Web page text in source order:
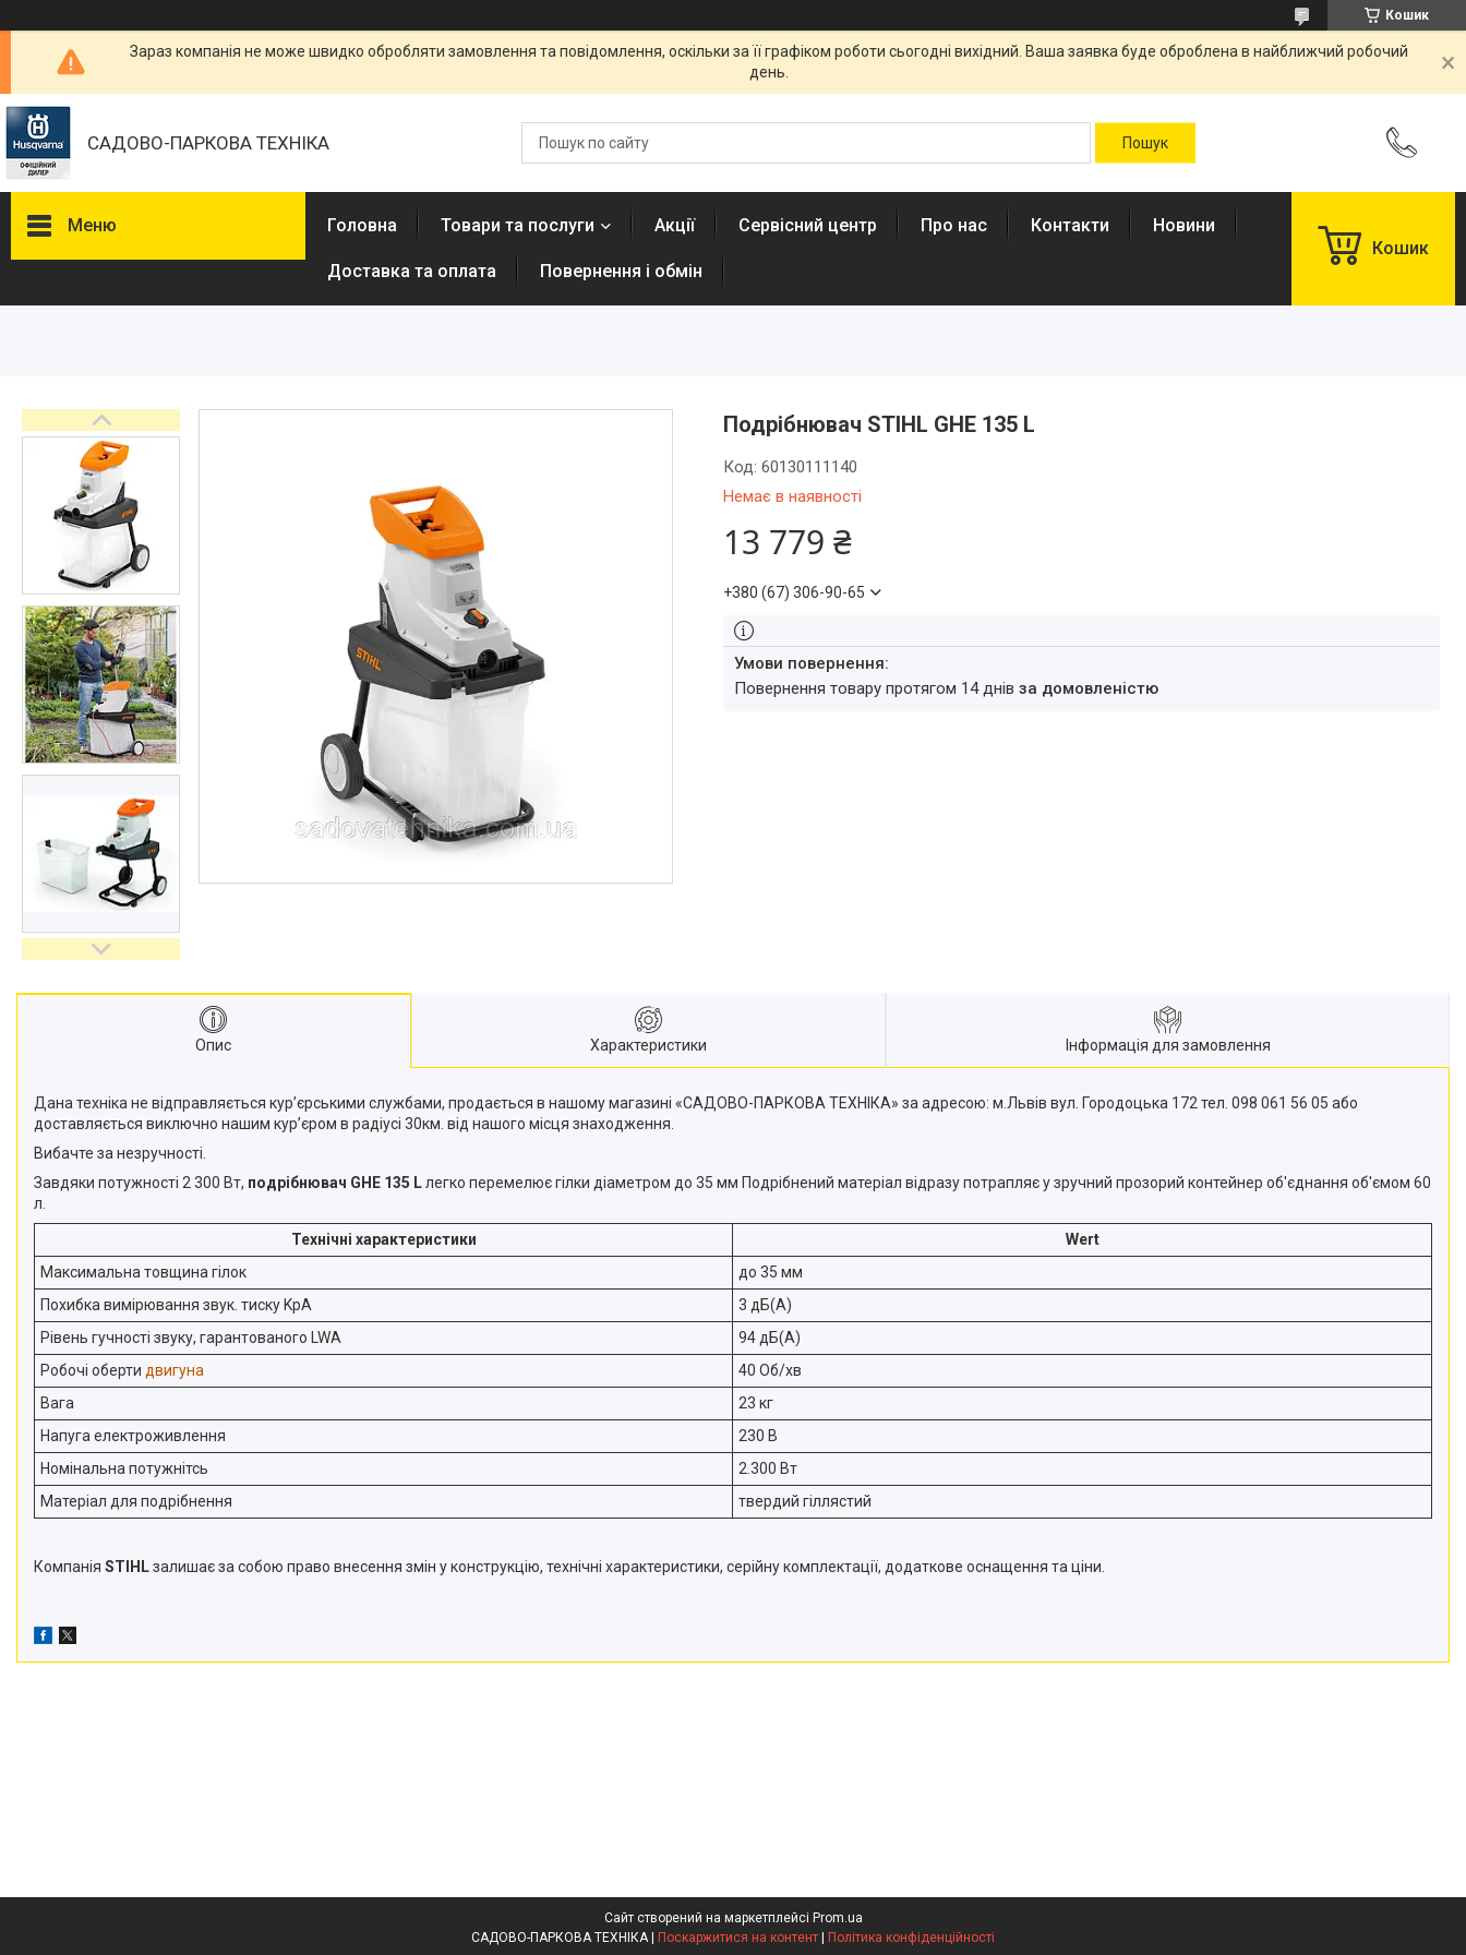
Кошик
Зараз компанія не може швидко обробляти замовлення та повідомлення, оскільки за її графіком роботи сьогодні вихідний. Ваша заявка буде оброблена в найближчий робочий
день.
САДОВО-ПАРКОВА ТЕХНІКА
Меню
Мотокоси та тримери
Висоторізи
Кущорізи
Роботи-газонокосарки
Дровоколи
Культиватори
Генератори
Насоси водяні/мотопомпи
Повітродувки і садові
пилососи
Обприскувачі
Мотобури
Мийки високого тискуху
Віброплити
Бензорізи
Подрібнювачі гілок
Райдери
Трактори газонокосарки
Аксесуари
Головна Товари та послуги Акції Сервісний центр Про нас Контакти Новини
Доставка та оплата Повернення і обмін
Кошик
Подрібнювач STIHL GHE 135 L
Немає в наявності
Код: 60130111140
13 779 ₴
+380 (67) 306-90-65
повернення товару протягом 14 днів за домовленістю
Опис Характеристики Інформація для замовлення
Дана техніка не відправляється кур’єрськими службами, продається в нашому магазині «САДОВО-ПАРКОВА ТЕХНІКА» за адресою: м.Львів вул. Городоцька 172 тел. 098 061 56 05 або
доставляється виключно нашим кур’єром в радіусі 30км. від нашого місця знаходження.
Вибачте за незручності.
Завдяки потужності 2 300 Вт, подрібнювач GHE 135 Lлегко перемелює гілки діаметром до 35 мм Подрібнений матеріал відразу потрапляє у зручний прозорий контейнер об'єднання об'ємом 60
л.
Технічні характеристики
Wert
Максимальна товщина гілок
до 35 мм
Похибка вимірювання звук. тиску KpA
3 дБ(А)
Рівень гучності звуку, гарантованого LWA
94 дБ(А)
Робочі оберти двигуна
40 Об/хв
Вага
23 кг
Напуга електроживлення
230 В
Номінальна потужнітсь
2.300 Вт
Матеріал для подрібнення
твердий гіллястий
Компанія STIHLзалишає за собою право внесення змін у конструкцію, технічні характеристики, серійну комплектації, додаткове оснащення та ціни.
Сайт створений на маркетплейсі Prom.ua
Поскаржитися на контент Політика конфіденційності